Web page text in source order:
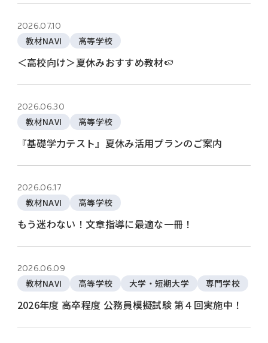
2026.07.10
教材NAVI 高等学校
＜高校向け＞夏休みおすすめ教材🍉
2026.06.30
教材NAVI 高等学校
『基礎学力テスト』夏休み活用プランのご案内
2026.06.17
教材NAVI 高等学校
もう迷わない！文章指導に最適な一冊！
2026.06.09
教材NAVI 高等学校 大学・短期大学 専門学校
2026年度 高卒程度 公務員模擬試験 第４回実施中！